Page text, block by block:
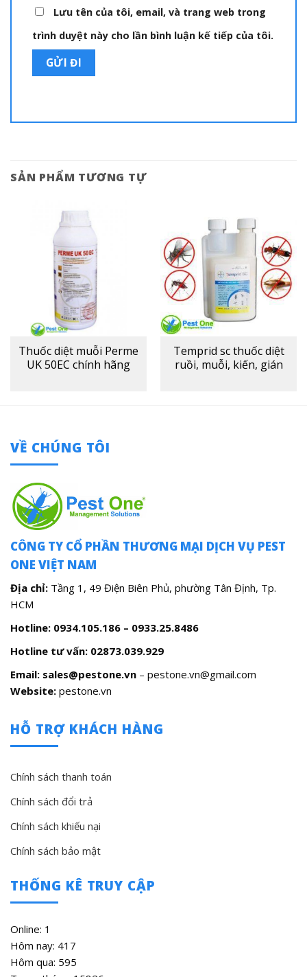
Lưu tên của tôi, email, và trang web trong
trình duyệt này cho lần bình luận kế tiếp của tôi.
SẢN PHẨM TƯƠNG TỰ
Thuốc diệt muỗi Perme
UK 50EC chính hãng
Temprid sc thuốc diệt
ruồi, muỗi, kiến, gián
VỀ CHÚNG TÔI
CÔNG TY CỔ PHẦN THƯƠNG MẠI DỊCH VỤ PEST
ONE VIỆT NAM
Địa chỉ: Tầng 1, 49 Điện Biên Phủ, phường Tân Định, Tp.
HCM
Hotline: 0934.105.186 – 0933.25.8486
Hotline tư vấn: 02873.039.929
Email: sales@pestone.vn – pestone.vn@gmail.com
Website: pestone.vn
HỖ TRỢ KHÁCH HÀNG
Chính sách thanh toán
Chính sách đổi trả
Chính sách khiếu nại
Chính sách bảo mật
THỐNG KÊ TRUY CẬP
Online: 1
Hôm nay: 417
Hôm qua: 595